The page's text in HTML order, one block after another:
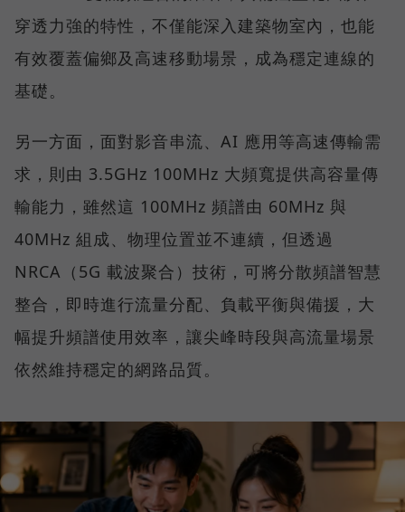
穿透力強的特性，不僅能深入建築物室內，也能
有效覆蓋偏鄉及高速移動場景，成為穩定連線的
基礎。
另一方面，面對影音串流、AI 應用等高速傳輸需
求，則由 3.5GHz 100MHz 大頻寬提供高容量傳
輸能力，雖然這 100MHz 頻譜由 60MHz 與
40MHz 組成、物理位置並不連續，但透過
NRCA（5G 載波聚合）技術，可將分散頻譜智慧
整合，即時進行流量分配、負載平衡與備援，大
幅提升頻譜使用效率，讓尖峰時段與高流量場景
依然維持穩定的網路品質。